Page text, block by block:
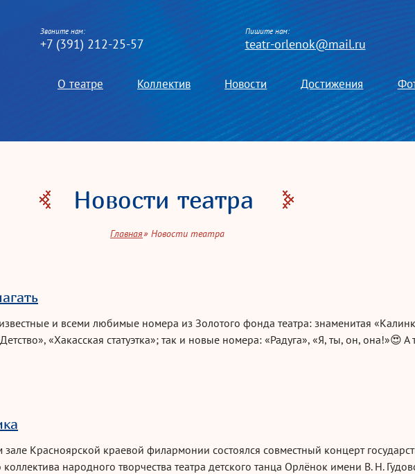
Звоните нам:
+7 (391) 212-25-57
Пишите нам:
teatr-orlenok@mail.ru
О театре Коллектив Новости Достижения
Новости театра
Главная Новости театра
и всеми любимые номера из Золотого фонда театра: знаменитая
«Хакасская статуэтка»; так и новые номера: «Радуга», «Я, ты, он, она!»😍
Красноярской краевой филармонии состоялся совместный концерт
народного творчества театра детского танца Орлёнок имени В. Н.